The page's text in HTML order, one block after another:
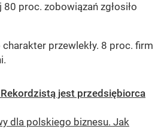
proc. zobowiązań zgłosiło
przewlekły. 8 proc. firm
jest przedsiębiorca
dla polskiego biznesu. Jak